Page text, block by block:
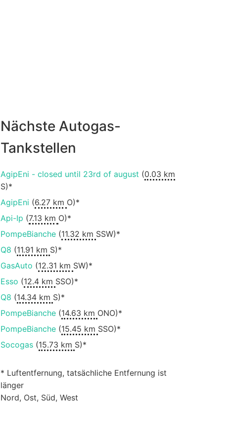
Nächste Autogas-
Tankstellen
AgipEni - closed until 23rd of august (0.03 km
S)*
AgipEni (6.27 km O)*
Api-Ip (7.13 km O)*
PompeBianche(11.32 km SSW)*
Q8 (11.91 km S)*
GasAuto (12.31 km SW)*
Esso (12.4 km SSO)*
Q8 (14.34 km S)*
PompeBianche(14.63 km ONO)*
PompeBianche(15.45 km SSO)*
Socogas(15.73 km S)*
* Luftentfernung, tatsächliche Entfernung ist
länger
Nord, Ost, Süd, West